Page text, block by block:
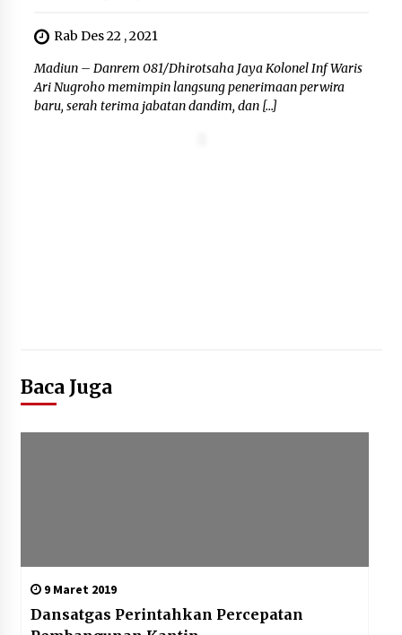
Rab Des 22 , 2021
Madiun – Danrem 081/Dhirotsaha Jaya Kolonel Inf Waris
Ari Nugroho memimpin langsung penerimaan perwira
baru, serah terima jabatan dandim, dan […]
Baca Juga
9 Maret 2019
Dansatgas Perintahkan Percepatan